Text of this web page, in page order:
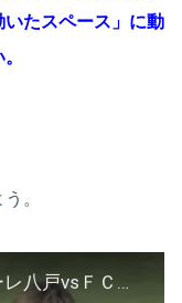
たスペース」に動
。
【公式】ハイライト：ヴァンラーレ八戸vsＦＣ今治 明治安田生命Ｊ３リーグ 第9節 2023/5/4